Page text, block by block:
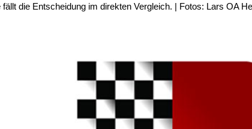
fällt die Entscheidung im direkten Vergleich. | Fotos: Lars OA